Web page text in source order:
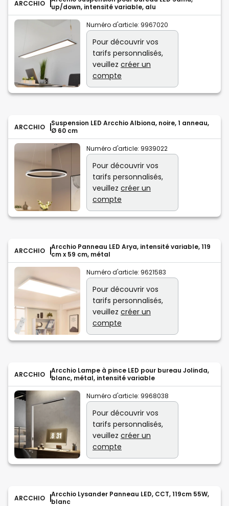
ARCCHIO
up/down, intensité variable, alu
Numéro d'article: 9967020
Pour découvrir vos
tarifs personnalisés,
veuillez créer un
compte
ARCCHIO
Suspension LED Arcchio Albiona, noire, 1 anneau,
Ø 60 cm
Numéro d'article: 9939022
Pour découvrir vos
tarifs personnalisés,
veuillez créer un
compte
ARCCHIO
Arcchio Panneau LED Arya, intensité variable, 119
cm x 59 cm, métal
Numéro d'article: 9621583
Pour découvrir vos
tarifs personnalisés,
veuillez créer un
compte
ARCCHIO
Arcchio Lampe à pince LED pour bureau Jolinda,
blanc, métal, intensité variable
Numéro d'article: 9968038
Pour découvrir vos
tarifs personnalisés,
veuillez créer un
compte
ARCCHIO
Arcchio Lysander Panneau LED, CCT, 119cm 55W,
blanc